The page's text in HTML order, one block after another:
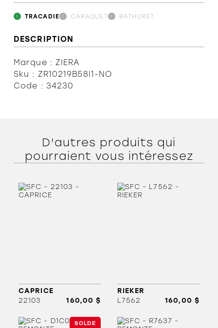
TRACADIE CARAQUET BATHURST
DESCRIPTION
Marque : ZIERA
Sku : ZR10219B58I1-NO
Code : 34230
D'autres produits qui
pourraient vous intéressez
CAPRICE
22103
160,00 $
RIEKER
L7562
160,00 $
SOLDE